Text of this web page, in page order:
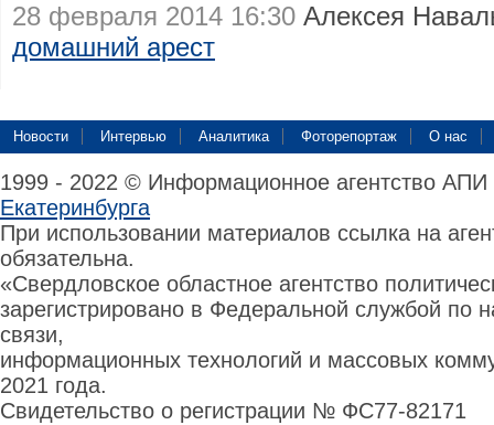
28 февраля 2014 16:30 Алексея
домашний арест
Новости Интервью Аналитика Фоторепортаж О нас
1999 - 2022 © Информационное агентство
Екатеринбурга
При использовании материалов ссылка на
обязательна.
«Свердловское областное агентство
зарегистрировано в Федеральной службой по
связи,
информационных технологий и массовых
2021 года.
Свидетельство о регистрации № ФС77-82171